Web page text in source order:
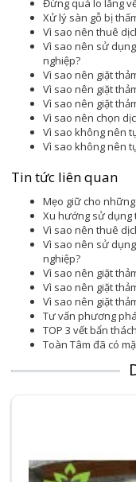
Đừng quá lo lắng
Xử lý sàn gỗ bị
Vì sao nên thuê
Vì sao nên sử
nghiệp?
Vì sao nên giặt
Vì sao nên giặt
Vì sao nên giặt
Vì sao nên chọn
Vì sao không nên
Vì sao không nên
Tin tức liên quan
Mẹo giữ cho
Xu hướng sử dụng
Vì sao nên thuê
Vì sao nên sử
nghiệp?
Vì sao nên giặt
Vì sao nên giặt
Vì sao nên giặt
Tư vấn phương
TOP 3 vết bẩn
Toàn Tâm đã có